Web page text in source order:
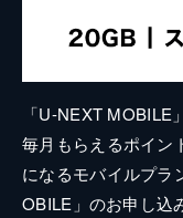
「U-NEXT
毎月もらえるポイン
になるモバイルプラ
OBILE」のお申し込